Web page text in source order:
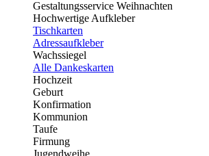
Gestaltungsservice Weihnachten
Hochwertige Aufkleber
Tischkarten
Adressaufkleber
Wachssiegel
Alle Dankeskarten
Hochzeit
Geburt
Konfirmation
Kommunion
Taufe
Firmung
Jugendweihe